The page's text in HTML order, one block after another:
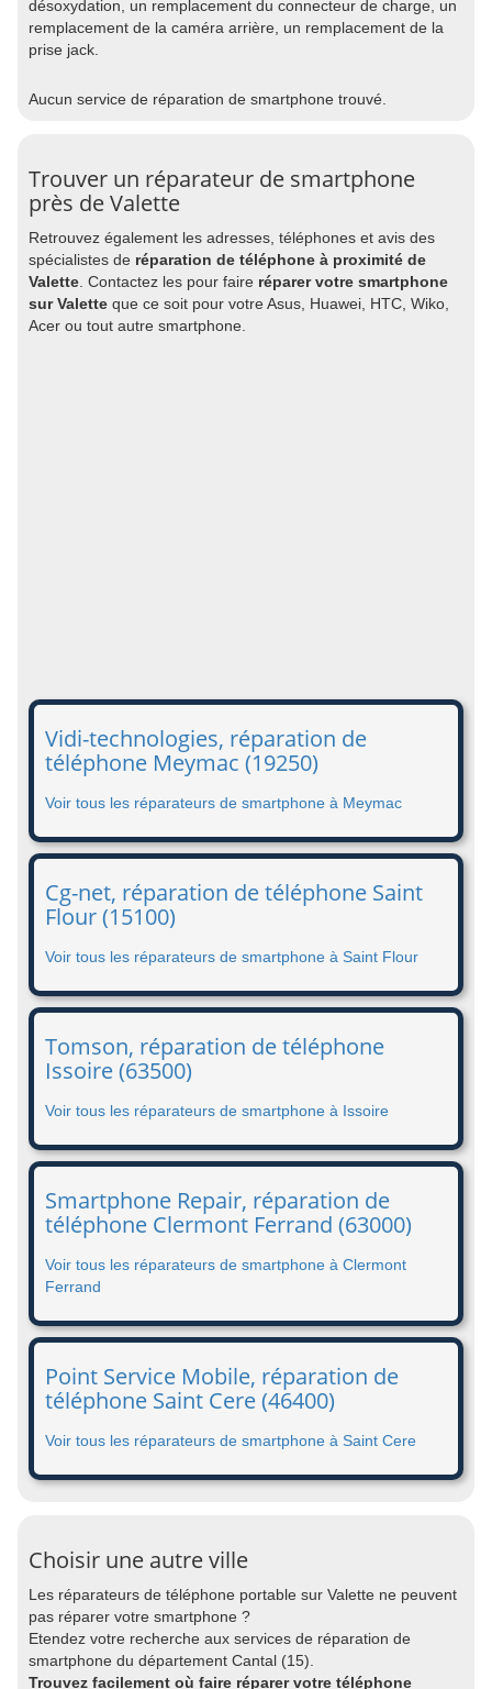
désoxydation, un remplacement du connecteur de charge, un
remplacement de la caméra arrière, un remplacement de la
prise jack.
Aucun service de réparation de smartphone trouvé.
Trouver un réparateur de smartphone
près de Valette
Retrouvez également les adresses, téléphones et avis des
spécialistes de réparation de téléphone à proximité de
Valette . Contactez les pour faire réparer votre smartphone
sur Valette que ce soit pour votre Asus, Huawei, HTC, Wiko,
Acer ou tout autre smartphone.
Vidi-technologies, réparation de
téléphone Meymac (19250)
Voir tous les réparateurs de smartphone à Meymac
Cg-net, réparation de téléphone Saint
Flour (15100)
Voir tous les réparateurs de smartphone à Saint Flour
Tomson, réparation de téléphone
Issoire (63500)
Voir tous les réparateurs de smartphone à Issoire
Smartphone Repair, réparation de
téléphone Clermont Ferrand (63000)
Voir tous les réparateurs de smartphone à Clermont
Ferrand
Point Service Mobile, réparation de
téléphone Saint Cere (46400)
Voir tous les réparateurs de smartphone à Saint Cere
Choisir une autre ville
Les réparateurs de téléphone portable sur Valette ne peuvent
pas réparer votre smartphone ?
Etendez votre recherche aux services de réparation de
smartphone du département Cantal (15).
Trouvez facilement où faire réparer votre téléphone